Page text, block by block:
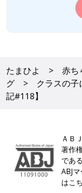
たまひよ 赤ち
グ
クラスの子
記#118】
ＡＢ
著作
であ
ABJ
は